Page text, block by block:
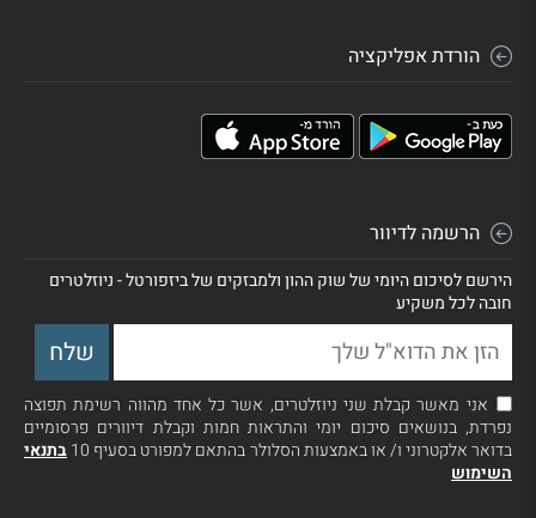
הורדת אפליקציה
הרשמה לדיוור
הירשם לסיכום היומי של שוק ההון ולמבזקים של ביזפורטל - ניוזלטרים
חובה לכל משקיע
אני מאשר קבלת שני ניוזלטרים, אשר כל אחד מהווה רשימת תפוצה
נפרדת, בנושאים סיכום יומי והתראות חמות וקבלת דיוורים פרסומיים
בדואר אלקטרוני ו/ או באמצעות הסלולר בהתאם למפורט בסעיף 10
בתנאי
השימוש